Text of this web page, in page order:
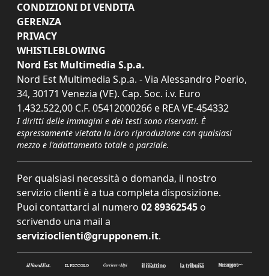
CONDIZIONI DI VENDITA
GERENZA
PRIVACY
WHISTLEBLOWING
Nord Est Multimedia S.p.a.
Nord Est Multimedia S.p.a. - Via Alessandro Poerio,
34, 30171 Venezia (VE). Cap. Soc. i.v. Euro
1.432.522,00 C.F. 05412000266 e REA VE-454332
I diritti delle immagini e dei testi sono riservati. È
espressamente vietata la loro riproduzione con qualsiasi
mezzo e l'adattamento totale o parziale.
Per qualsiasi necessità o domanda, il nostro
servizio clienti è a tua completa disposizione.
Puoi contattarci al numero 02 89362545 o
scrivendo una mail a
servizioclienti@grupponem.it.